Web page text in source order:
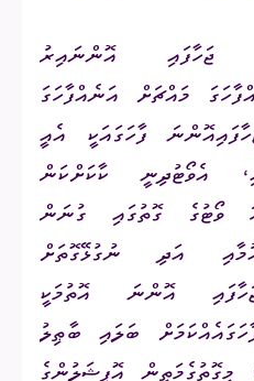
ޖަހާފައި އޮންނައިރު
މައްޗަށް އަނެއްފާހަގަ
ފާހަގައަކީ އެއީ
އެވޯޓުދިނީ ކާކަށްކަން
ވޯޓުގެ ގޮތުގައި ގުނަން
އަދި ނުގުޅޭގޮތަށް
އޮންނަ އޮތުމަކީ
ބަލައި ބާޠިލު
މިގޮތުގެމަތިން އޮފިޝަލުންގެ